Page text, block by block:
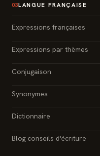
03LANGUE FRANÇAISE
Expressions françaises
Expressions par thèmes
Conjugaison
Synonymes
Dictionnaire
Blog conseils d'écriture